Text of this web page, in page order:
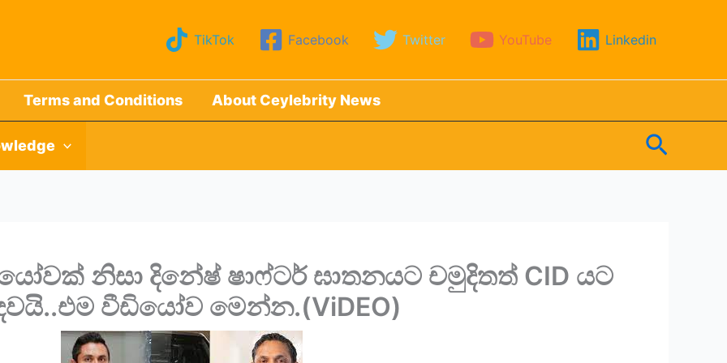
TikTok Facebook Twitter YouTube Linkedin
Terms and Conditions About Ceylebrity News
Search
නිසා දිනේෂ් ෂාෆ්ටර් ඝාතනයට චමුදිතත් CID යට
වීඩියෝව මෙන්න.(ViDEO)